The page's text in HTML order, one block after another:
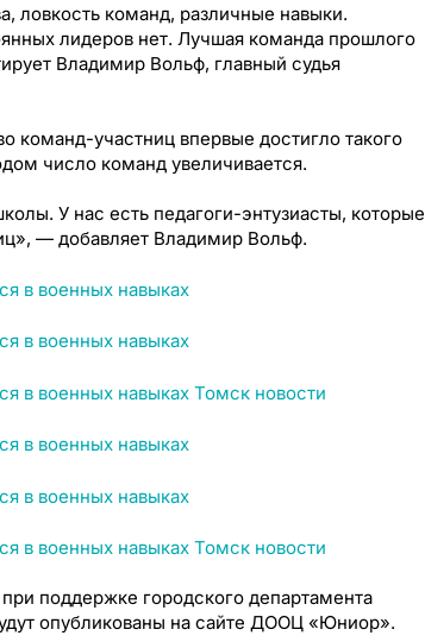
ловкость команд, различные навыки.
лидеров нет. Лучшая команда прошлого
Владимир Вольф, главный судья
команд-участниц впервые достигло такого
число команд увеличивается.
У нас есть педагоги-энтузиасты, которые
— добавляет Владимир Вольф.
поддержке городского департамента
опубликованы на сайте ДООЦ «Юниор».